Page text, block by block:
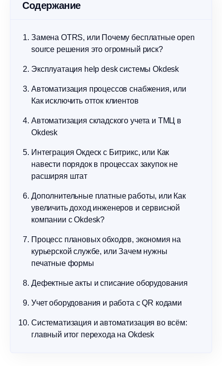
Содержание
Замена OTRS, или Почему бесплатные open
source решения это огромный риск?
Эксплуатация help desk системы Okdesk
Автоматизация процессов снабжения, или
Как исключить отток клиентов
Автоматизация складского учета и ТМЦ в
Okdesk
Интеграция Окдеск с Битрикс, или Как
навести порядок в процессах закупок не
расширяя штат
Дополнительные платные работы, или Как
увеличить доход инженеров и сервисной
компании с Okdesk?
Процесс плановых обходов, экономия на
курьерской службе, или Зачем нужны
печатные формы
Дефектные акты и списание оборудования
Учет оборудования и работа с QR кодами
Систематизация и автоматизация во всём:
главный итог перехода на Okdesk